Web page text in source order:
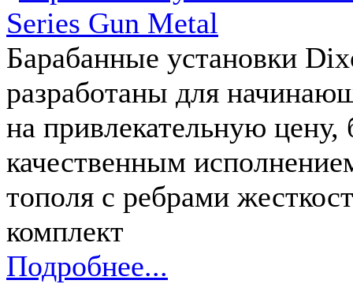
Барабанные установки
разработаны для
на привлекательную
качественным
тополя с ребрами
комплект
Подробнее...